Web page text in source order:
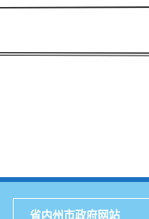
省内州市政府网站